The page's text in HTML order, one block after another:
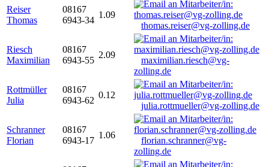
Reiser
Thomas
08167
6943-34
1.09
thomas.reiser@vg-zolling.de
Riesch
Maximilian
08167
6943-55
2.09
maximilian.riesch@vg-
zolling.de
Rottmüller
Julia
08167
6943-62
0.12
julia.rottmueller@vg-zolling.de
Schranner
Florian
08167
6943-17
1.06
florian.schranner@vg-
zolling.de